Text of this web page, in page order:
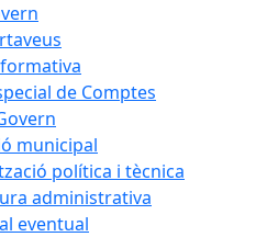
de Comptes
municipal
política i tècnica
administrativa
eventual